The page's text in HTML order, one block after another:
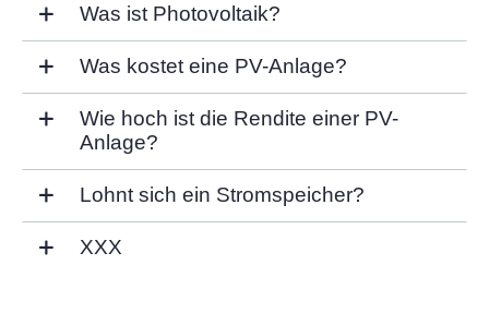
Was ist Photovoltaik?
Was kostet eine PV-Anlage?
Wie hoch ist die Rendite einer PV-
Anlage?
Lohnt sich ein Stromspeicher?
XXX